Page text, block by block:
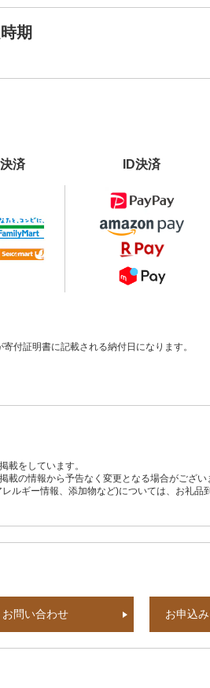
期
済 ID決済
付証明書に記載される納付日になります。
載をしています。
の情報から予告なく変更となる場合がござい
ルギー情報、添加物など)については、お礼
お問い合わせ お申込